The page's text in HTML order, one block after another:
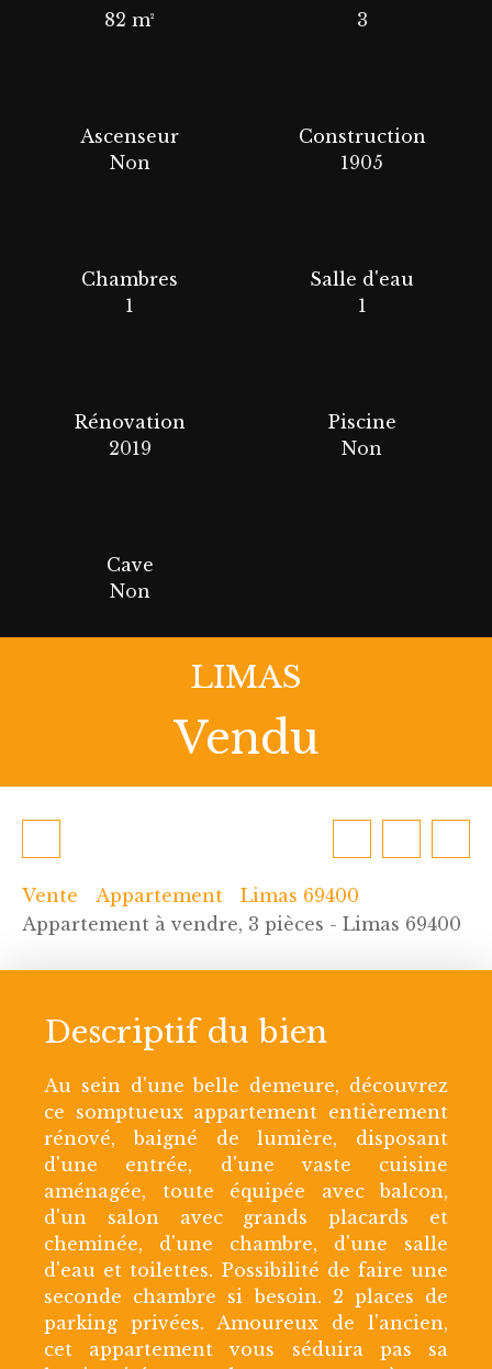
82m²
3
Ascenseur
Non
Construction
1905
Chambres
1
Salle d'eau
1
Rénovation
2019
Piscine
Non
Cave
Non
LIMAS
Vendu
Vente Appartement
Limas 69400
Appartement à vendre, 3 pièces - Limas 69400
Descriptif du bien
Au sein d'une belle demeure, découvrez
ce somptueux appartement entièrement
rénové, baigné de lumière, disposant
d'une entrée, d'une vaste cuisine
aménagée, toute équipée avec balcon,
d'un salon avec grands placards et
cheminée, d'une chambre, d'une salle
d'eau et toilettes. Possibilité de faire une
seconde chambre si besoin. 2 places de
parking privées. Amoureux de l'ancien,
cet appartement vous séduira pas sa